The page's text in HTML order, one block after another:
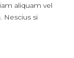
aliquam vel
Nescius si